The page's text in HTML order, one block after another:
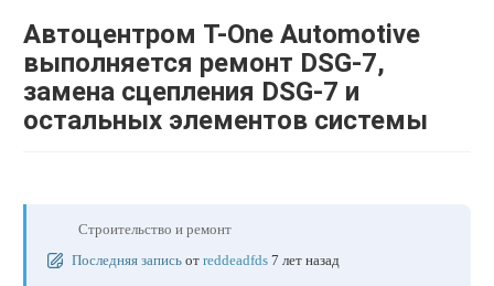
Автоцентром T-One Automotive
выполняется ремонт DSG-7,
замена сцепления DSG-7 и
остальных элементов системы
Строительство и ремонт
Последняя запись от reddeadfds 7 лет назад